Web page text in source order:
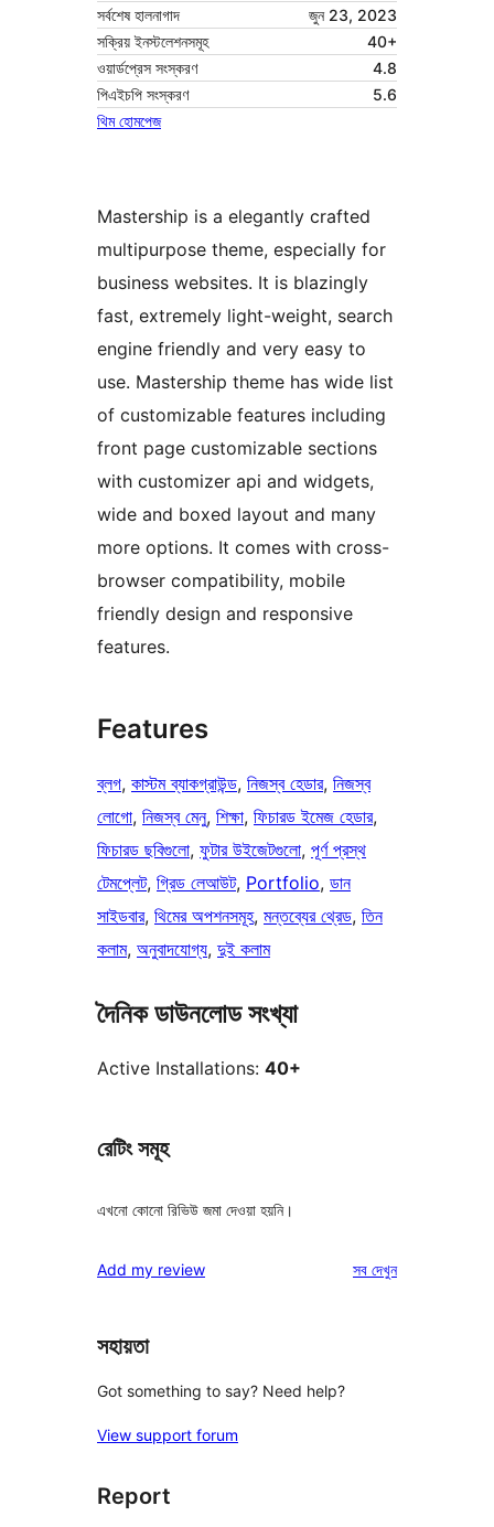
সর্বশেষ হালনাগাদ
জুন 23, 2023
সক্রিয় ইনস্টলেশনসমূহ
40+
ওয়ার্ডপ্রেস সংস্করণ
4.8
পিএইচপি সংস্করণ
5.6
থিম হোমপেজ
Mastership is a elegantly crafted
multipurpose theme, especially for
business websites. It is blazingly
fast, extremely light-weight, search
engine friendly and very easy to
use. Mastership theme has wide list
of customizable features including
front page customizable sections
with customizer api and widgets,
wide and boxed layout and many
more options. It comes with cross-
browser compatibility, mobile
friendly design and responsive
features.
Features
ব্লগ, কাস্টম ব্যাকগ্রাউন্ড, নিজস্ব হেডার, নিজস্ব
লোগো, নিজস্ব মেনু, শিক্ষা, ফিচারড ইমেজ হেডার
ফিচারড ছবিগুলো, ফুটার উইজেটগুলো, পূর্ণ প্রস্থ
টেমপ্লেট, গ্রিড লেআউট, Portfolio, ডান
সাইডবার, থিমের অপশনসমূহ, মন্তব্যের থ্রেড, তিন
কলাম, অনুবাদযোগ্য, দুই কলাম
দৈনিক ডাউনলোড সংখ্যা
Active Installations: 40+
রেটিং সমূহ
এখনো কোনো রিভিউ জমা দেওয়া হয়নি।
Add my review সবরিভিউ
দেখুন
সহায়তা
Got something to say? Need help?
View support forum
Report